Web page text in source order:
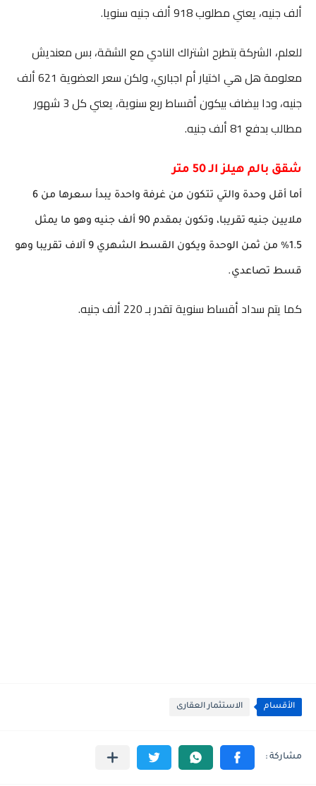
ألف جنيه، يعني مطلوب 918 ألف جنيه سنويا.
للعلم، الشركة بتطرح اشتراك النادي مع الشقة، بس معنديش
معلومة هل هي اختيار أم اجباري، ولكن سعر العضوية 621 ألف
جنيه، ودا بيضاف بيكون أقساط ربع سنوية، يعني كل 3 شهور
مطالب بدفع 81 ألف جنيه.
شقق بالم هيلز الـ 50 متر
أما أقل وحدة والتي تتكون من غرفة واحدة يبدأ سعرها من 6
ملايين جنيه تقريبا، وتكون بمقدم 90 ألف جنيه وهو ما يمثل
1.5% من ثمن الوحدة ويكون القسط الشهري 9 آلاف تقريبا وهو
قسط تصاعدي.
كما يتم سداد أقساط سنوية تقدر بـ 220 ألف جنيه.
الأقسام الاستثمار العقارى